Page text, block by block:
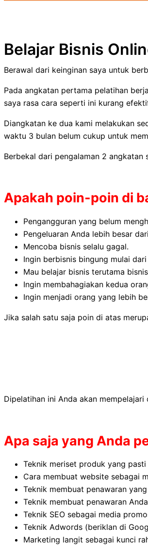
Belajar Bisnis
Berawal dari keinginan saya untuk
Pada angkatan pertama pelatihan
saya rasa cara seperti ini kurang
Diangkatan ke dua kami melakukan
waktu 3 bulan belum cukup untuk
Berbekal dari pengalaman 2
Apakah poin-poin di
Pengangguran yang belum
Pengeluaran Anda lebih besar
Mencoba bisnis selalu gagal.
Ingin berbisnis bingung mulai dari
Mau belajar bisnis terutama
Ingin membahagiakan kedua
Ingin menjadi orang yang lebih
Jika salah satu saja poin di atas
Dipelatihan ini Anda akan
Apa saja yang Anda
Teknik meriset produk yang pasti
Cara membuat website sebagai
Teknik membuat penawaran
Teknik membuat penawaran
Teknik SEO sebagai media
Teknik Adwords (beriklan di
Marketing langit sebagai kunci